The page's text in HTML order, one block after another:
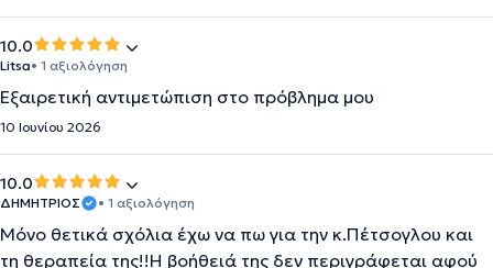
10.0
Litsa• 1 αξιολόγηση
Εξαιρετική αντιμετώπιση στο πρόβλημα μου
10 Ιουνίου 2026
10.0
ΔΗΜΗΤΡΙΟΣ • 1 αξιολόγηση
Μόνο θετικά σχόλια έχω να πω για την κ.Πέτσογλου και
τη θεραπεία της!!Η βοήθειά της δεν περιγράφεται αφού